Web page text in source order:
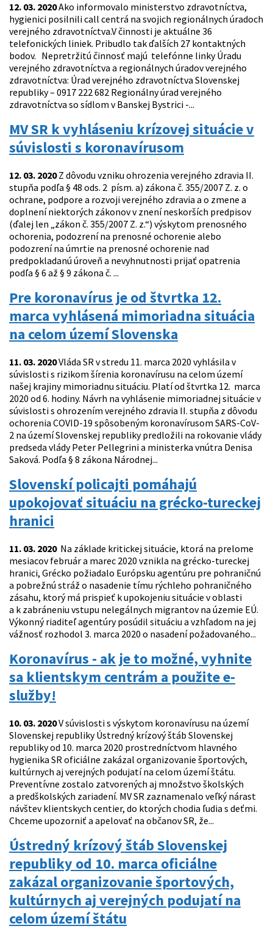
12. 03. 2020Ako informovalo ministerstvo zdravotníctva,
hygienici posilnili call centrá na svojich regionálnych úradoch
verejného zdravotníctva.V činnosti je aktuálne 36
telefonických liniek. Pribudlo tak ďalších 27 kontaktných
bodov. Nepretržitú činnosť majú telefónne linky Úradu
verejného zdravotníctva a regionálnych úradov verejného
zdravotníctva: Úrad verejného zdravotníctva Slovenskej
republiky – 0917 222 682 Regionálny úrad verejného
zdravotníctva so sídlom v Banskej Bystrici -...
MV SR k vyhláseniu krízovej situácie v
súvislosti s koronavírusom
12. 03. 2020Z dôvodu vzniku ohrozenia verejného zdravia II.
stupňa podľa § 48 ods. 2 písm. a) zákona č. 355/2007 Z. z. o
ochrane, podpore a rozvoji verejného zdravia a o zmene a
doplnení niektorých zákonov v znení neskorších predpisov
(ďalej len „zákon č. 355/2007 Z. z.“) výskytom prenosného
ochorenia, podozrení na prenosné ochorenie alebo
podozrení na úmrtie na prenosné ochorenie nad
predpokladanú úroveň a nevyhnutnosti prijať opatrenia
podľa § 6 až § 9 zákona č. ...
Pre koronavírus je od štvrtka 12.
marca vyhlásená mimoriadna situácia
na celom území Slovenska
11. 03. 2020Vláda SR v stredu 11. marca 2020 vyhlásila v
súvislosti s rizikom šírenia koronavírusu na celom území
našej krajiny mimoriadnu situáciu. Platí od štvrtka 12. marca
2020 od 6. hodiny. Návrh na vyhlásenie mimoriadnej situácie v
súvislosti s ohrozením verejného zdravia II. stupňa z dôvodu
ochorenia COVID-19 spôsobeným koronavírusom SARS-CoV-
2 na území Slovenskej republiky predložili na rokovanie vlády
predseda vlády Peter Pellegrini a ministerka vnútra Denisa
Saková. Podľa § 8 zákona Národnej...
Slovenskí policajti pomáhajú
upokojovať situáciu na grécko-tureckej
hranici
11. 03. 2020Na základe kritickej situácie, ktorá na prelome
mesiacov február a marec 2020 vznikla na grécko-tureckej
hranici, Grécko požiadalo Európsku agentúru pre pohraničnú
a pobrežnú stráž o nasadenie tímu rýchleho pohraničného
zásahu, ktorý má prispieť k upokojeniu situácie v oblasti
a k zabráneniu vstupu nelegálnych migrantov na územie EÚ.
Výkonný riaditeľ agentúry posúdil situáciu a vzhľadom na jej
vážnosť rozhodol 3. marca 2020 o nasadení požadovaného...
Koronavírus - ak je to možné, vyhnite
sa klientskym centrám a použite e-
služby!
10. 03. 2020V súvislosti s výskytom koronavírusu na území
Slovenskej republiky Ústredný krízový štáb Slovenskej
republiky od 10. marca 2020 prostredníctvom hlavného
hygienika SR oficiálne zakázal organizovanie športových,
kultúrnych aj verejných podujatí na celom území štátu.
Preventívne zostalo zatvorených aj množstvo školských
a predškolských zariadení. MV SR zaznamenalo veľký nárast
návštev klientskych centier, do ktorých chodia ľudia s deťmi.
Chceme upozorniť a apelovať na občanov SR, že...
Ústredný krízový štáb Slovenskej
republiky od 10. marca oficiálne
zakázal organizovanie športových,
kultúrnych aj verejných podujatí na
celom území štátu